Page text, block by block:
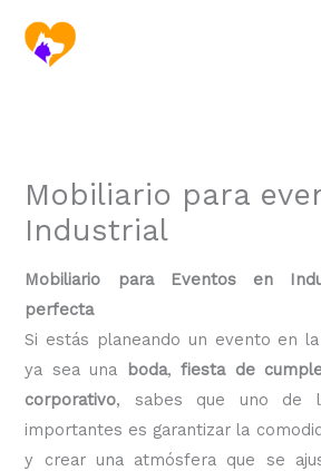
contenido
Mobiliario para
Industrial
Mobiliario para Eventos en
perfecta
Si estás planeando un evento en
ya sea una
boda,fiesta de
corporativo, sabes que uno de
importantes es garantizar la
y crear una atmósfera que se